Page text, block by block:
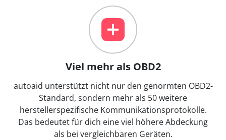
Viel mehr als OBD2
autoaid unterstützt nicht nur den genormten OBD2-
Standard, sondern mehr als 50 weitere
herstellerspezifische Kommunikationsprotokolle.
Das bedeutet für dich eine viel höhere Abdeckung
als bei vergleichbaren Geräten.